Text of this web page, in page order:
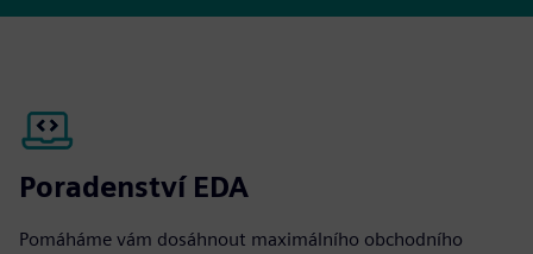
Poradenství EDA
Pomáháme vám dosáhnout maximálního obchodního